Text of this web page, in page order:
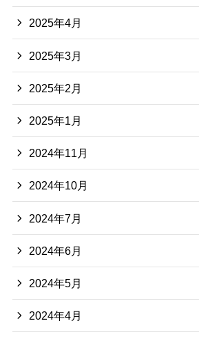
2025年4月
2025年3月
2025年2月
2025年1月
2024年11月
2024年10月
2024年7月
2024年6月
2024年5月
2024年4月